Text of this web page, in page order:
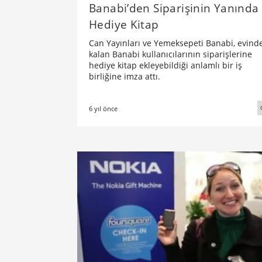
Banabi’den Siparişinin Yanında
Hediye Kitap
Can Yayınları ve Yemeksepeti Banabi,
kalan Banabi kullanıcılarının siparişlerine
hediye kitap ekleyebildiği anlamlı bir iş
birliğine imza attı.
6 yıl önce